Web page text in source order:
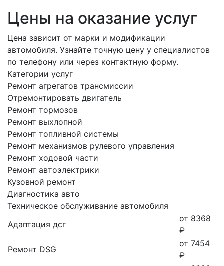
Цены на оказание услуг
Цена зависит от марки и модификации
автомобиля. Узнайте точную цену у специалистов
по телефону или через контактную форму.
Категории услуг
Ремонт агрегатов трансмиссии
Отремонтировать двигатель
Ремонт тормозов
Ремонт выхлопной
Ремонт топливной системы
Ремонт механизмов рулевого управления
Ремонт ходовой части
Ремонт автоэлектрики
Кузовной ремонт
Диагностика авто
Техническое обслуживание автомобиля
Адаптация дсг
от 8368
₽
Ремонт DSG
от 7454
₽